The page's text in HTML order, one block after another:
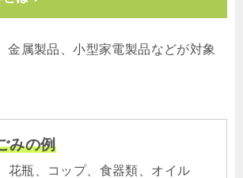
金属製品、小型家電製品などが対象
みの例
花瓶、コップ、食器類、オイル